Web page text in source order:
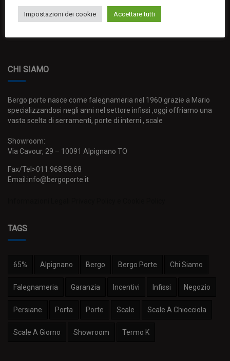
Mattino: 9.30-12.30
Pomeriggio: 15.30-19.30
CHI SIAMO
Bergo porte nasce come falegnameria nel 1960 grazie a Mario
specializzandosi negli anni nel settore infissi ,oggi offriamo una
vasta scelta di serramenti, porte di interni , scale
Showroom:
Via Cavour, 29 – 10091 Alpignano TO
Fax/Tel>011.968.58.68
Email:info@bergoporte.it
TAGS
65% Alpignano Bergo Bergo Porte Chi Siamo
Falegnameria Garanzia Incentivi Infissi Negozio
Persiane Porta Porte Scale Scale A Chiocciola
Scale A Giorno Showroom Termo K
Impostazioni dei cookie Accettare tutti